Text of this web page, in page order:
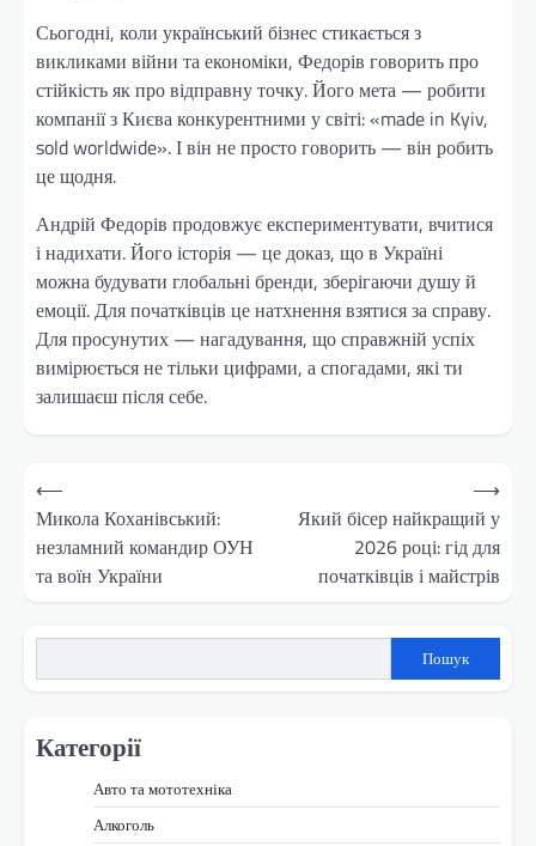
Сьогодні, коли український бізнес стикається з
викликами війни та економіки, Федорів говорить про
стійкість як про відправну точку. Його мета — робити
компанії з Києва конкурентними у світі: «made in Kyiv,
sold worldwide». І він не просто говорить — він робить
це щодня.
Андрій Федорів продовжує експериментувати, вчитися
і надихати. Його історія — це доказ, що в Україні
можна будувати глобальні бренди, зберігаючи душу й
емоції. Для початківців це натхнення взятися за справу.
Для просунутих — нагадування, що справжній успіх
вимірюється не тільки цифрами, а спогадами, які ти
залишаєш після себе.
Навігація
записів
⟵
Микола Коханівський:
незламний командир ОУН
та воїн України
Який бісер найкращий у
2026 році: гід для
початківців і майстрів
⟶
Пошук
Категорії
Авто та мототехніка
Алкоголь